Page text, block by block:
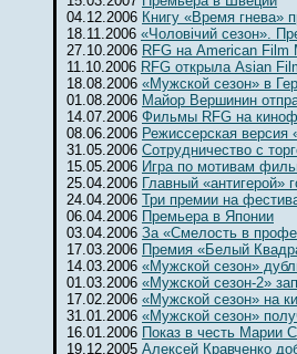
04.12.2006 Книгу «Время гнева»
18.11.2006 «Чоловiчий сезон».
27.10.2006 RFG на American Film
11.10.2006 RFG открыла Asian
18.08.2006 «Мужской сезон» в
01.08.2006 Майор Вершинин
14.07.2006 Фильмы RFG на
08.06.2006 Режиссерская версия
31.05.2006 Сотрудничество с
15.05.2006 Игра по мотивам
25.04.2006 Главный «антигерой»
24.04.2006 Три премии на
06.04.2006 Премьера в Японии
03.04.2006 За «Смелость в
17.03.2006 Премия «Белый
14.03.2006 «Мужской сезон»
01.03.2006 «Мужской сезон-2»
17.02.2006 «Мужской сезон» на
31.01.2006 «Мужской сезон»
16.01.2006 Показ в честь Марии
19.12.2005 Алексей Кравченко